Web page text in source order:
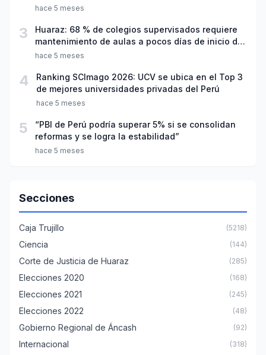
hace 5 meses
3
Huaraz: 68 % de colegios supervisados requiere
mantenimiento de aulas a pocos días de inicio del
año escolar 2026
hace 5 meses
4
Ranking SCImago 2026: UCV se ubica en el Top 3
de mejores universidades privadas del Perú
hace 5 meses
5
“PBI de Perú podría superar 5% si se consolidan
reformas y se logra la estabilidad”
hace 5 meses
Secciones
Caja Trujillo (5218)
Ciencia (144)
Corte de Justicia de Huaraz (285)
Elecciones 2020 (168)
Elecciones 2021 (245)
Elecciones 2022 (48)
Gobierno Regional de Áncash (92)
Internacional (318)